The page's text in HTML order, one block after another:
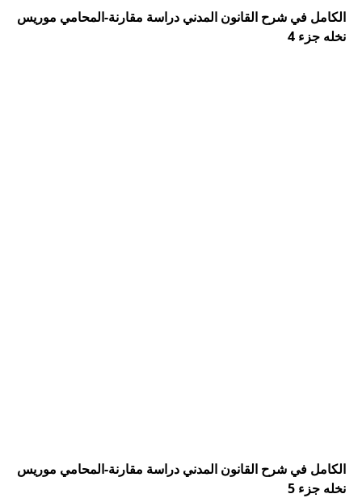
الكامل في شرح القانون المدني دراسة مقارنة-المحامي موريس
نخله جزء 4
الكامل في شرح القانون المدني دراسة مقارنة-المحامي موريس
نخله جزء 5